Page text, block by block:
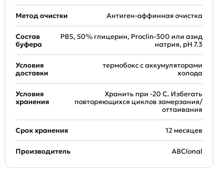
Метод очистки Антиген-аффинная очистка
Состав
буфера
PBS, 50% глицерин, Proclin-300 или азид
натрия, pH 7.3
Условия
доставки
термобокс с аккумуляторами
холода
Условия
хранения
Хранить при -20 С. Избегать
повторяющихся циклов замерзания/
оттаивания
Срок хранения 12 месяцев
Производитель ABClonal